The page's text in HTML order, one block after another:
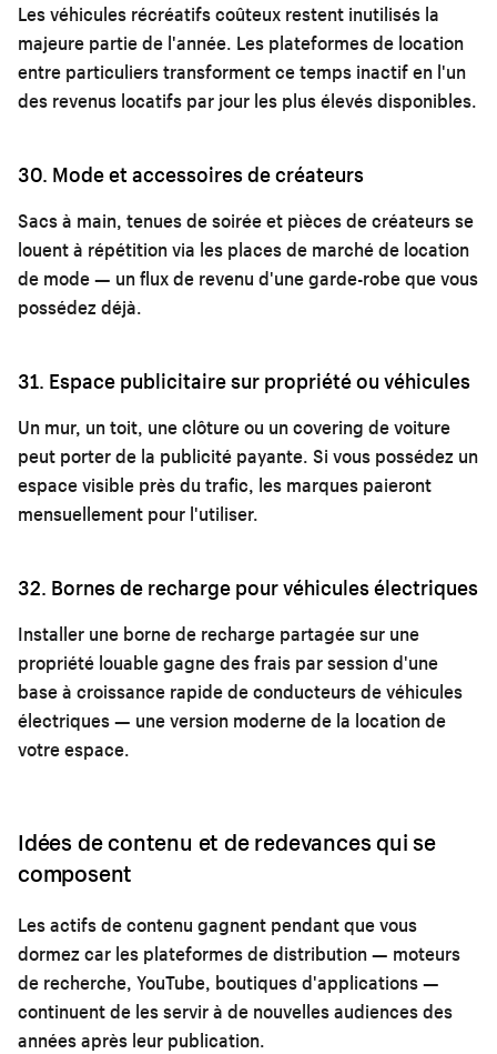
Les véhicules récréatifs coûteux restent inutilisés la
majeure partie de l'année. Les plateformes de location
entre particuliers transforment ce temps inactif en l'un
des revenus locatifs par jour les plus élevés disponibles.
30. Mode et accessoires de créateurs
Sacs à main, tenues de soirée et pièces de créateurs se
louent à répétition via les places de marché de location
de mode — un flux de revenu d'une garde-robe que vous
possédez déjà.
31. Espace publicitaire sur propriété ou véhicules
Un mur, un toit, une clôture ou un covering de voiture
peut porter de la publicité payante. Si vous possédez un
espace visible près du trafic, les marques paieront
mensuellement pour l'utiliser.
32. Bornes de recharge pour véhicules électriques
Installer une borne de recharge partagée sur une
propriété louable gagne des frais par session d'une
base à croissance rapide de conducteurs de véhicules
électriques — une version moderne de la location de
votre espace.
Idées de contenu et de redevances qui se
composent
Les actifs de contenu gagnent pendant que vous
dormez car les plateformes de distribution — moteurs
de recherche, YouTube, boutiques d'applications —
continuent de les servir à de nouvelles audiences des
années après leur publication.